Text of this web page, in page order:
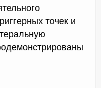
точек и